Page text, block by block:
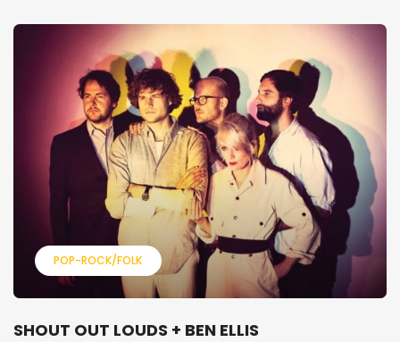
POP-ROCK/FOLK
SHOUT OUT LOUDS + BEN ELLIS